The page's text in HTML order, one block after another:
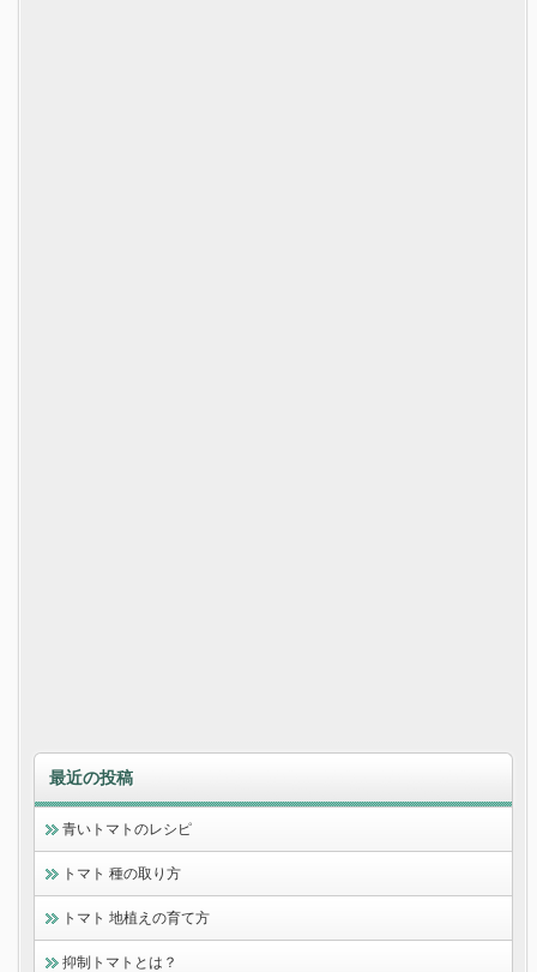
最近の投稿
青いトマトのレシピ
トマト 種の取り方
トマト 地植えの育て方
抑制トマトとは？